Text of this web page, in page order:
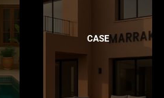
CASE